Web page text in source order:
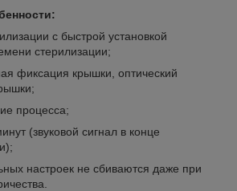
с быстрой установкой
стерилизации;
фиксация крышки, оптический
процесса;
(звуковой сигнал в конце
настроек не сбиваются даже при